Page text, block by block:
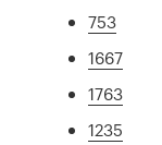
753
1667
1763
1235